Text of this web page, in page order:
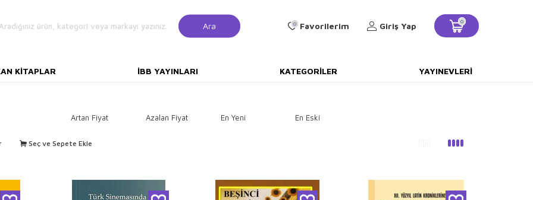
Ara 0 Favorilerim Giriş Yap 0
KITAPLAR İBB YAYINLARI KATEGORILER YAYINEVLERI
Artan Fiyat Azalan Fiyat En Yeni En Eski
Seç ve Sepete Ekle